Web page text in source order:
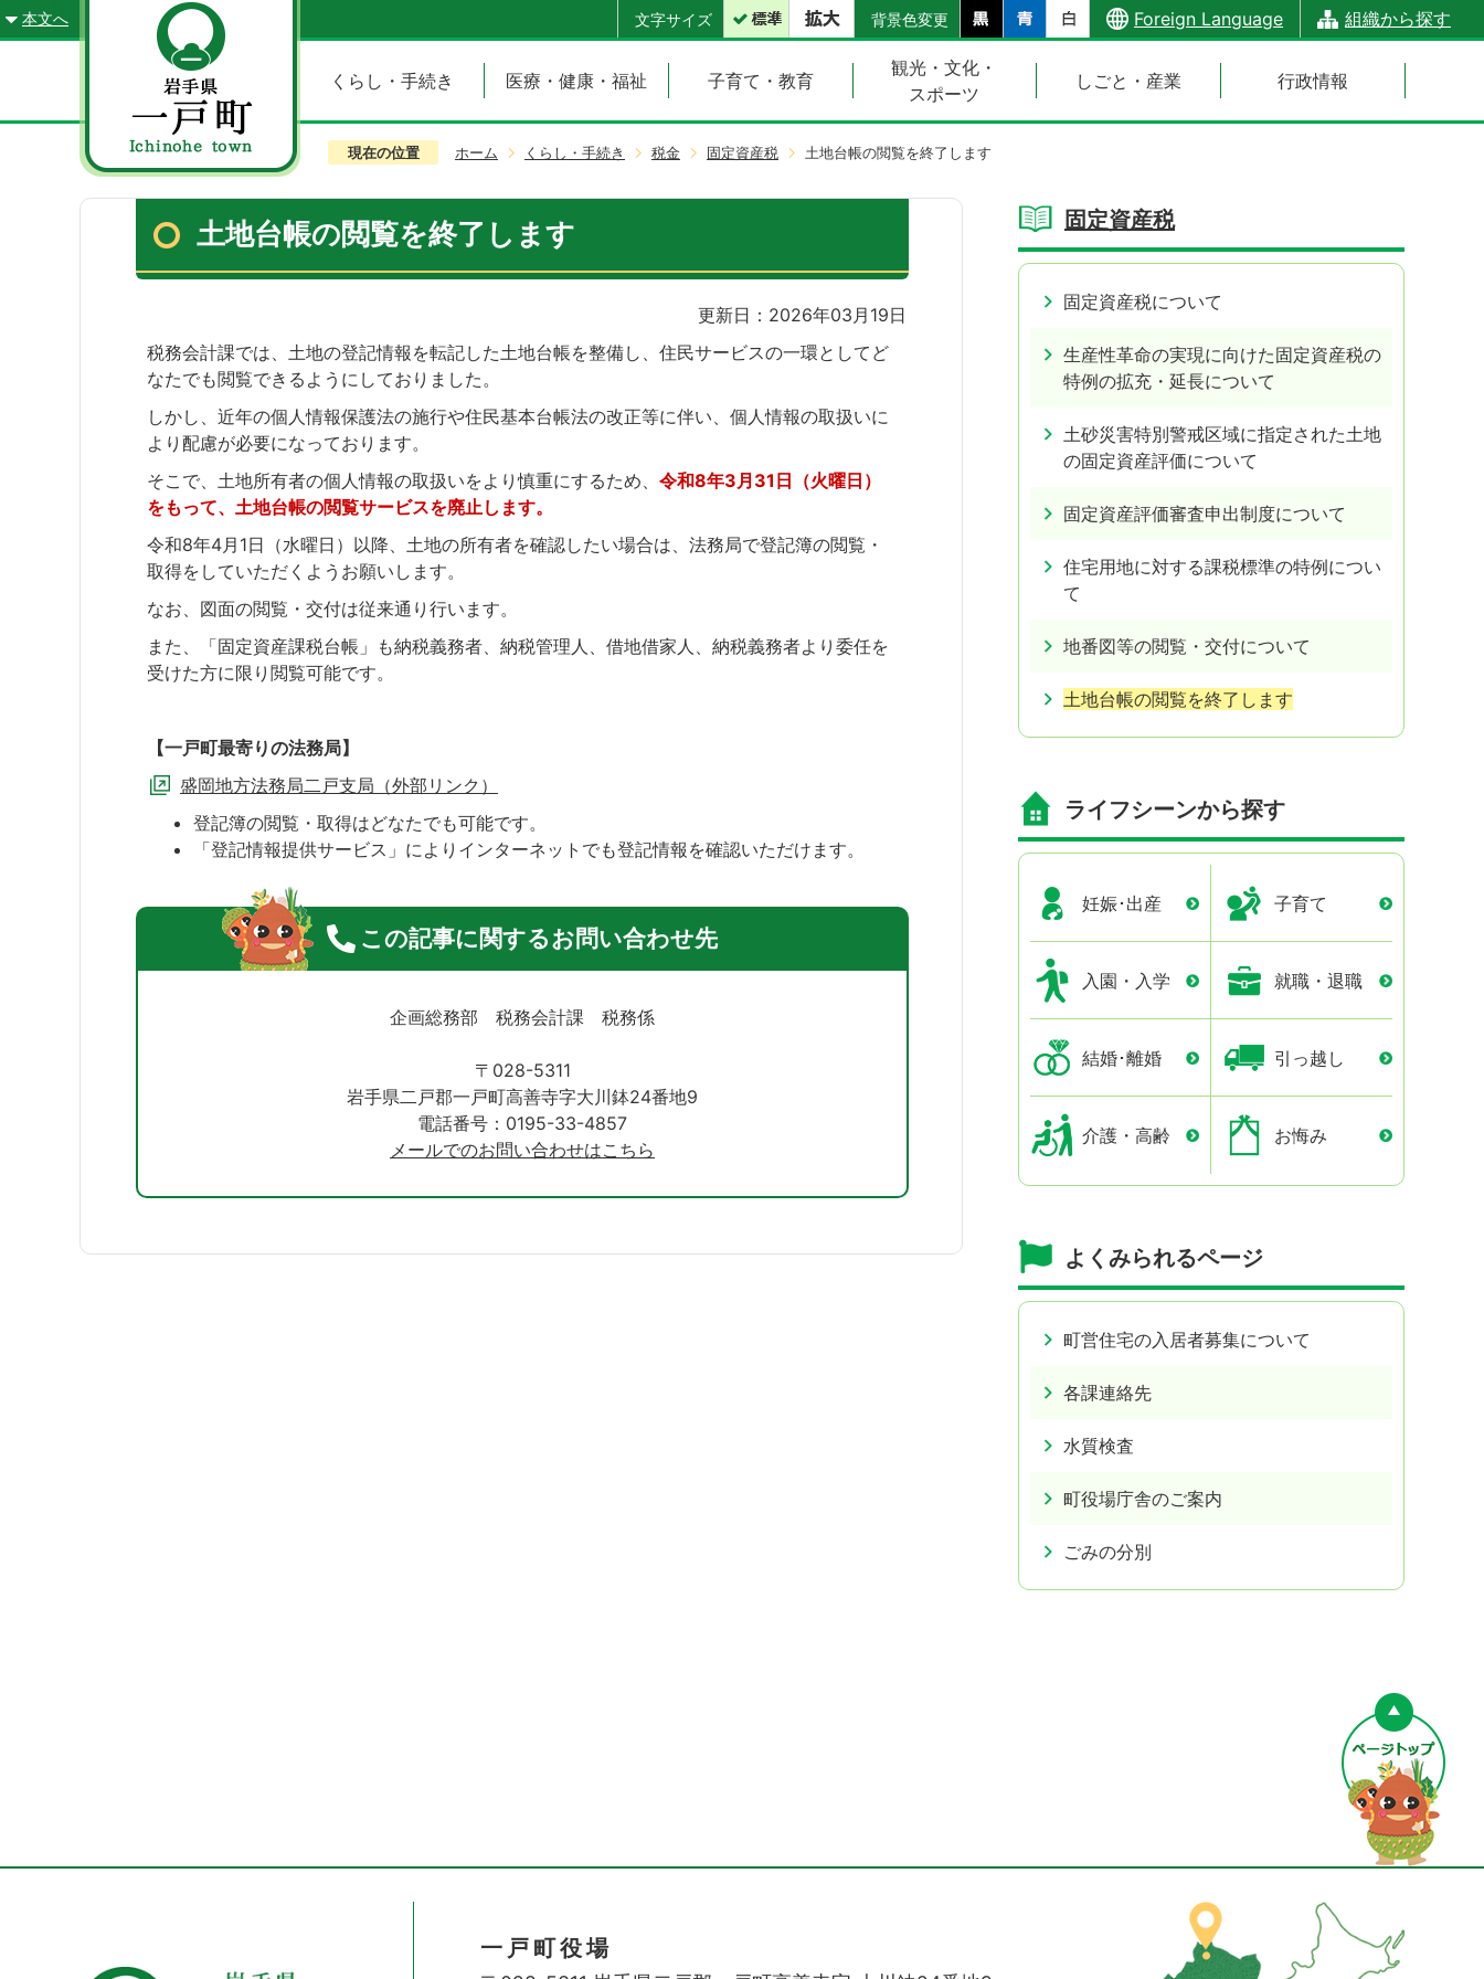
本文へ 文字サイズ 背景色変更 Foreign Language 組織から探す
くらし・手続き 医療・健康・福祉 子育て・教育
観光・文化・
スポーツ
しごと・産業 行政情報
現在の位置 ホーム くらし・手続き 税金 固定資産税 土地台帳の閲覧を終了します
土地台帳の閲覧を終了します
更新日：2026年03月19日
税務会計課では、土地の登記情報を転記した土地台帳を整備し、住民サービスの一環としてど
なたでも閲覧できるようにしておりました。
しかし、近年の個人情報保護法の施行や住民基本台帳法の改正等に伴い、個人情報の取扱いに
より配慮が必要になっております。
そこで、土地所有者の個人情報の取扱いをより慎重にするため、 令和8年3月31日（火曜日）
をもって、土地台帳の閲覧サービスを廃止します。
令和8年4月1日（水曜日）以降、土地の所有者を確認したい場合は、法務局で登記簿の閲覧・
取得をしていただくようお願いします。
なお、図面の閲覧・交付は従来通り行います。
また、「固定資産課税台帳」も納税義務者、納税管理人、借地借家人、納税義務者より委任を
受けた方に限り閲覧可能です。
【一戸町最寄りの法務局】
盛岡地方法務局二戸支局（外部リンク）
登記簿の閲覧・取得はどなたでも可能です。
「登記情報提供サービス」によりインターネットでも登記情報を確認いただけます。
この記事に関するお問い合わせ先
企画総務部 税務会計課 税務係
〒028-5311
岩手県二戸郡一戸町高善寺字大川鉢24番地9
電話番号：0195-33-4857
メールでのお問い合わせはこちら
固定資産税
固定資産税について
生産性革命の実現に向けた固定資産税の
特例の拡充・延長について
土砂災害特別警戒区域に指定された土地
の固定資産評価について
固定資産評価審査申出制度について
住宅用地に対する課税標準の特例につい
て
地番図等の閲覧・交付について
土地台帳の閲覧を終了します
ライフシーンから探す
妊娠･出産 子育て
入園・入学 就職・退職
結婚･離婚 引っ越し
介護・高齢 お悔み
よくみられるページ
町営住宅の入居者募集について
各課連絡先
水質検査
町役場庁舎のご案内
ごみの分別
一戸町役場